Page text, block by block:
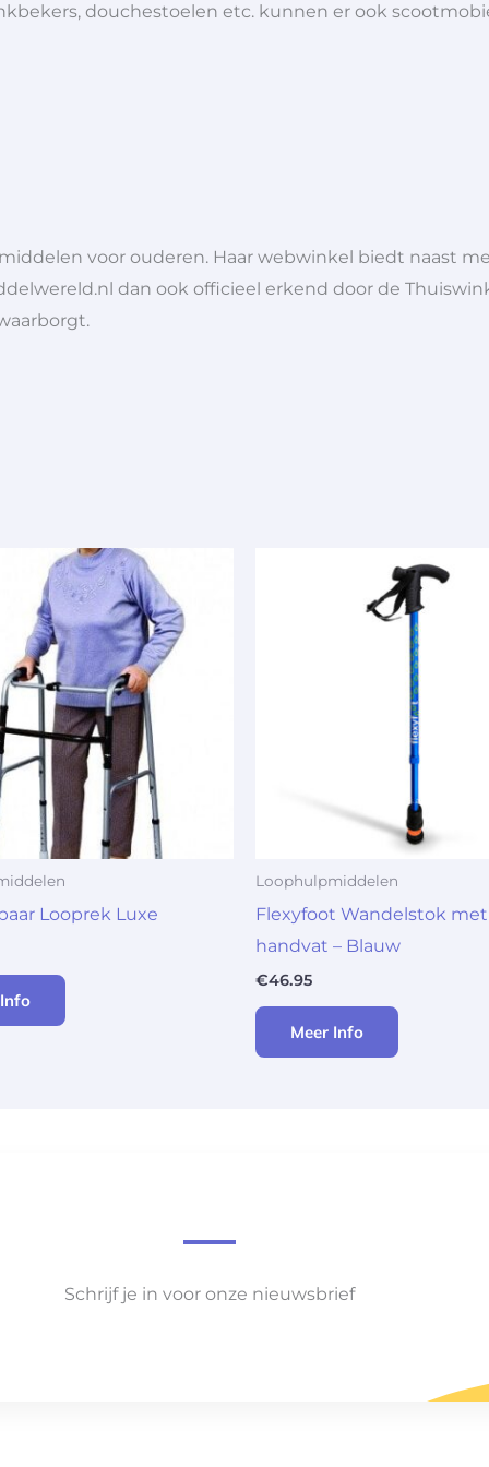
douchestoelen etc. kunnen er ook
voor ouderen. Haar webwinkel biedt naast
dan ook officieel erkend door de
Looprek Luxe
Loophulpmiddelen
Flexyfoot Wandelstok
handvat – Blauw
€46.95
Meer Info
Schrijf je in voor onze nieuwsbrief